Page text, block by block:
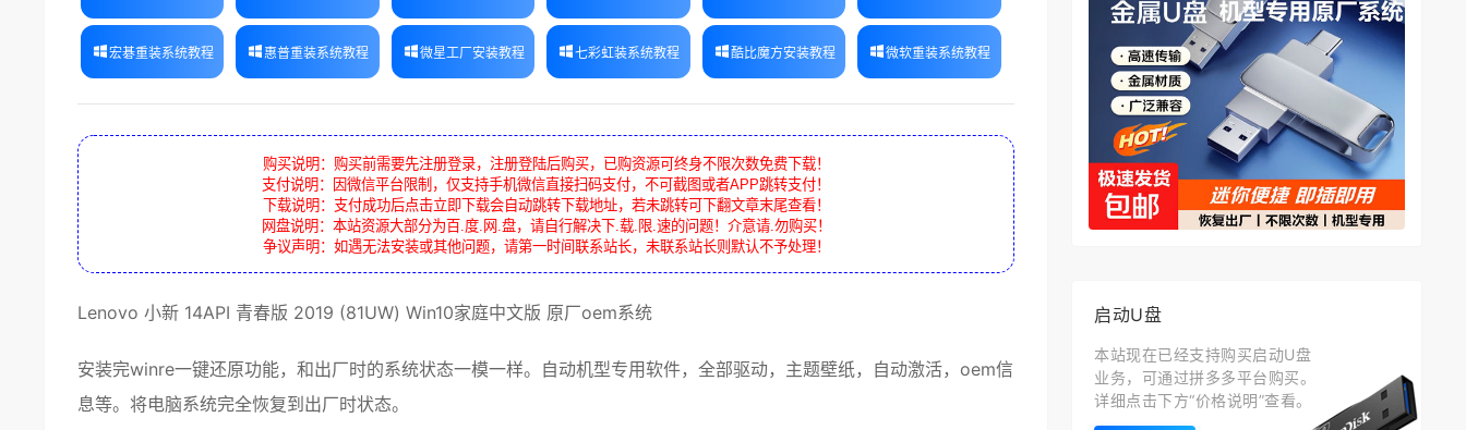
宏碁重装系统教程 惠普重装系统教程 微星工厂安装教程 七彩虹装系统教程 酷比魔方安装教程 微软重装系统教程
购买说明：购买前需要先注册登录，注册登陆后购买，已购资源可终身不限次数免费下载！
支付说明：因微信平台限制，仅支持手机微信直接扫码支付，不可截图或者APP跳转支付！
下载说明：支付成功后点击立即下载会自动跳转下载地址，若未跳转可下翻文章末尾查看！
网盘说明：本站资源大部分为百.度.网.盘，请自行解决下.载.限.速的问题！介意请.勿购买！
争议声明：如遇无法安装或其他问题，请第一时间联系站长，未联系站长则默认不予处理！
Lenovo 小新 14API 青春版 2019 (81UW) Win10家庭中文版 原厂oem系统
安装完winre一键还原功能，和出厂时的系统状态一模一样。自动机型专用软件，全部驱动，主题壁纸，自动激活，oem信
息等。将电脑系统完全恢复到出厂时状态。
启动U盘
本站现在已经支持购买启动U盘
业务，可通过拼多多平台购买。
详细点击下方“价格说明”查看。